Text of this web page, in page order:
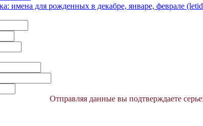
имена для рожденных в декабре, январе, феврале
Отправляя данные вы подтверждаете